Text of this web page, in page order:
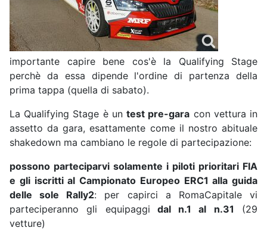
importante capire bene cos'è la Qualifying Stage
perchè da essa dipende l'ordine di partenza della
prima tappa (quella di sabato).
La Qualifying Stage è untest pre-gara con vettura in
assetto da gara, esattamente come il nostro abituale
shakedown ma cambiano le regole di partecipazione:
possono parteciparvi solamente i piloti prioritari FIA
e gli iscritti al Campionato Europeo ERC1 alla guida
delle sole Rally2: per capirci a RomaCapitale vi
parteciperanno gli equipaggi dal n.1 al n.31 (29
vetture)